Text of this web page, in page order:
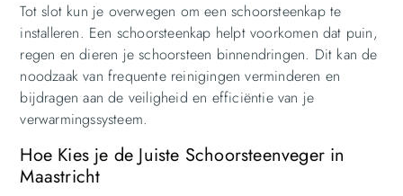
Tot slot kun je overwegen om een schoorsteenkap te
installeren. Een schoorsteenkap helpt voorkomen dat puin,
regen en dieren je schoorsteen binnendringen. Dit kan de
noodzaak van frequente reinigingen verminderen en
bijdragen aan de veiligheid en efficiëntie van je
verwarmingssysteem.
Hoe Kies je de Juiste Schoorsteenveger in
Maastricht